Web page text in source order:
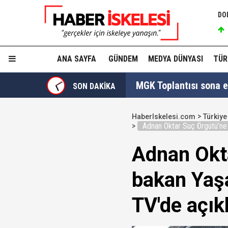
ANA SAYFA GÜNDEM MEDYA DÜNYASI
SON DAKİKA MGK Toplantısı
İzmit Belediyesi'nde
Hakkında fezleke
Hangi suçlar kapsam
Devlet Bahçeli'den
HaberIskelesi.com Türkiye
Adnan Oktar Suç
Adnan
bakan
TV'de